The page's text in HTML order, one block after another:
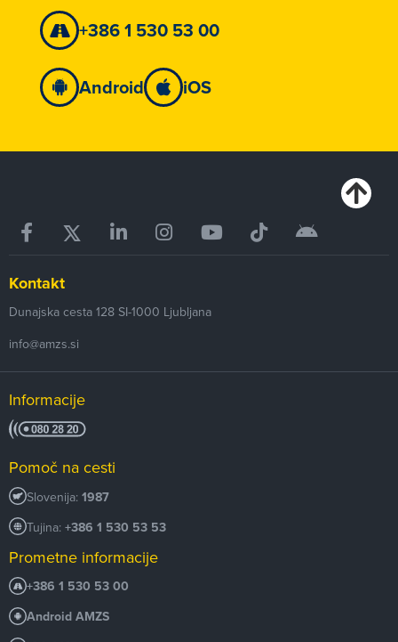
+386 1 530 53 00
Android iOS
Kontakt
Dunajska cesta 128 SI-1000 Ljubljana
info@amzs.si
Informacije
Pomoč na cesti
Slovenija: 1987
Tujina: +386 1 530 53 53
Prometne informacije
+386 1 530 53 00
Android AMZS